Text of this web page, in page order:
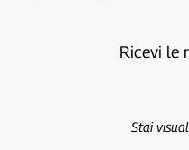
Ricevi le
Stai